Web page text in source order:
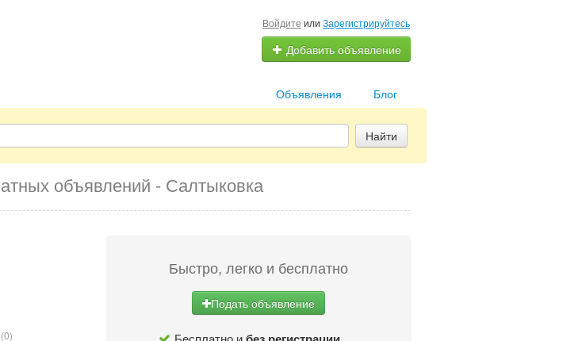
Войдите или Зарегистрируйтесь
Добавить объявление
Блог
Объявления
Найти
объявлений - Салтыковка
(0)
Быстро, легко и бесплатно
Подать объявление